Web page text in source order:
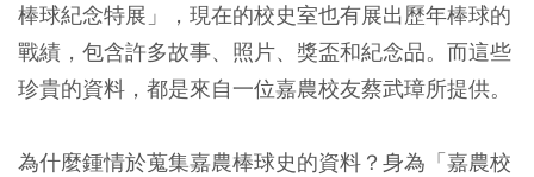
棒球紀念特展」，現在的校史室也有展出歷年棒球的
戰績，包含許多故事、照片、獎盃和紀念品。而這些
珍貴的資料，都是來自一位嘉農校友蔡武璋所提供。
為什麼鍾情於蒐集嘉農棒球史的資料？身為「嘉農校